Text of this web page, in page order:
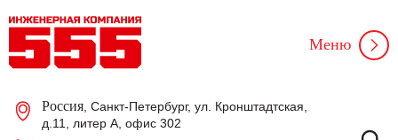
Россия , Санкт-Петербург, ул. Кронштадтская,
д.11, литер А, офис 302
Меню